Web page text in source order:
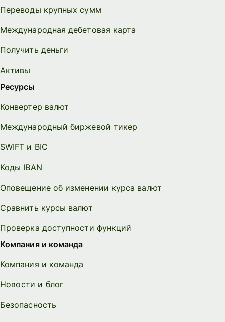
Переводы крупных сумм
Международная дебетовая карта
Получить деньги
Активы
Ресурсы
Конвертер валют
Международный биржевой тикер
SWIFT и BIC
Коды IBAN
Оповещение об изменении курса валют
Сравнить курсы валют
Проверка доступности функций
Компания и команда
Компания и команда
Новости и блог
Безопасность